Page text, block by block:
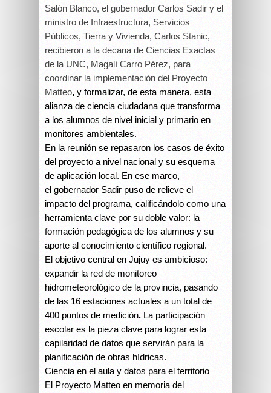
Salón Blanco, el gobernador Carlos Sadir y el
ministro de Infraestructura, Servicios
Públicos, Tierra y Vivienda, Carlos Stanic,
recibieron a la decana de Ciencias Exactas
de la UNC, Magalí Carro Pérez, para
coordinar la implementación del Proyecto
Matteo, y formalizar, de esta manera, esta
alianza de ciencia ciudadana que transforma
a los alumnos de nivel inicial y primario en
monitores ambientales.
En la reunión se repasaron los casos de éxito
del proyecto a nivel nacional y su esquema
de aplicación local. En ese marco,
el gobernador Sadir puso de relieve el
impacto del programa, calificándolo como una
herramienta clave por su doble valor: la
formación pedagógica de los alumnos y su
aporte al conocimiento científico regional.
El objetivo central en Jujuy es ambicioso:
expandir la red de monitoreo
hidrometeorológico de la provincia, pasando
de las 16 estaciones actuales a un total de
400 puntos de medición. La participación
escolar es la pieza clave para lograr esta
capilaridad de datos que servirán para la
planificación de obras hídricas.
Ciencia en el aula y datos para el territorio
El Proyecto Matteo en memoria del